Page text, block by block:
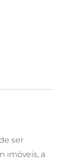
ser
imóveis, a